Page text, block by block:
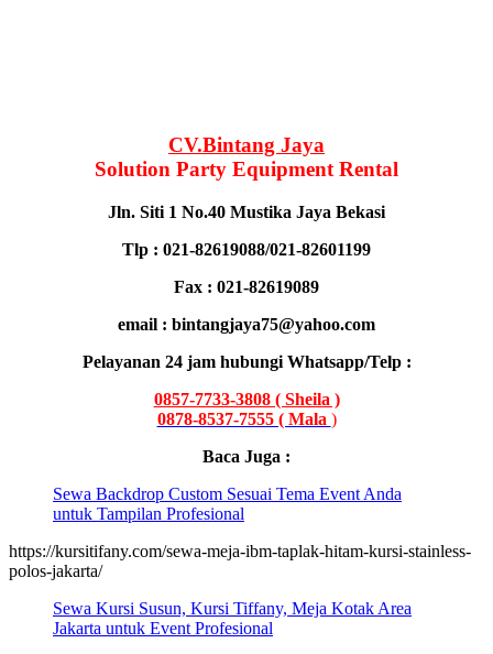
CV.Bintang Jaya
Solution Party Equipment Rental
Jln. Siti 1 No.40 Mustika Jaya Bekasi
Tlp : 021-82619088/021-82601199
Fax : 021-82619089
email : bintangjaya75@yahoo.com
Pelayanan 24 jam hubungi Whatsapp/Telp :
0857-7733-3808 ( Sheila )
0878-8537-7555 ( Mala )
Baca Juga :
Sewa Backdrop Custom Sesuai Tema Event Anda
untuk Tampilan Profesional
https://kursitifany.com/sewa-meja-ibm-taplak-hitam-kursi-stainless-
polos-jakarta/
Sewa Kursi Susun, Kursi Tiffany, Meja Kotak Area
Jakarta untuk Event Profesional